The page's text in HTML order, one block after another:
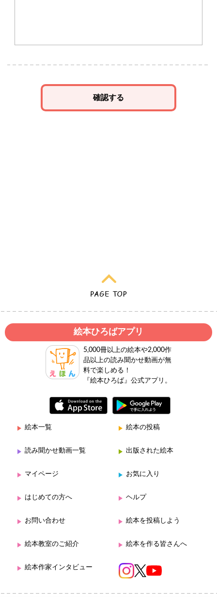
確認する
絵本ひろばアプリ
5,000冊以上の絵本や2,000作
品以上の読み聞かせ動画が無
料で楽しめる！
『絵本ひろば』公式アプリ。
絵本一覧 絵本の投稿
読み聞かせ動画一覧 出版された絵本
マイページ お気に入り
はじめての方へ ヘルプ
お問い合わせ 絵本を投稿しよう
絵本教室のご紹介 絵本を作る皆さんへ
絵本作家インタビュー